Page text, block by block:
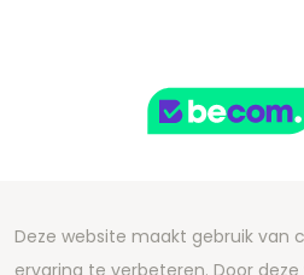
Copyright 2026 We Can
Deze website maakt gebruik van
ervaring te verbeteren. Door